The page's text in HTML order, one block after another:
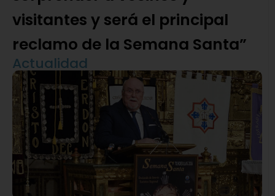
visitantes y será el principal
reclamo de la Semana Santa”
Actualidad